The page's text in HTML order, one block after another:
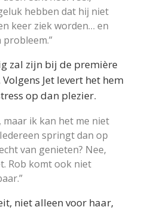
hebben dat hij niet
keer ziek worden… en
zal zijn bij de première
Jet levert het hem
op dan plezier.
maar ik kan het me niet
springt dan op
van genieten? Nee,
Rob komt ook niet
niet alleen voor haar,